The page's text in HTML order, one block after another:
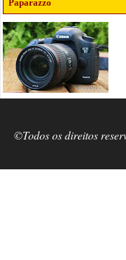
Paparazzo
©Todos os direitos